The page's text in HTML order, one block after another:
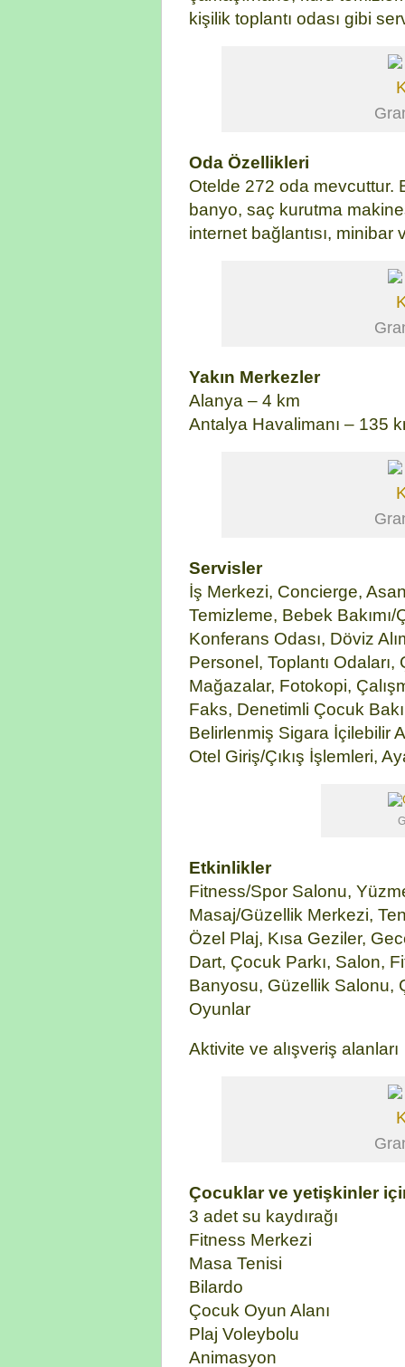
kişilik toplantı odası gibi
Oda Özellikleri
Otelde 272 oda mevcuttur.
banyo, saç kurutma
internet bağlantısı, minibar
Yakın Merkezler
Alanya – 4 km
Antalya Havalimanı – 135
Servisler
İş Merkezi, Concierge,
Temizleme, Bebek
Konferans Odası, Döviz
Personel, Toplantı
Mağazalar, Fotokopi,
Faks, Denetimli Çocuk
Belirlenmiş Sigara İçilebilir
Otel Giriş/Çıkış İşlemleri,
Etkinlikler
Fitness/Spor Salonu,
Masaj/Güzellik Merkezi,
Özel Plaj, Kısa Geziler,
Dart, Çocuk Parkı, Salon,
Banyosu, Güzellik Salonu,
Oyunlar
Aktivite ve alışveriş alanları
Çocuklar ve yetişkinler
3 adet su kaydırağı
Fitness Merkezi
Masa Tenisi
Bilardo
Çocuk Oyun Alanı
Plaj Voleybolu
Animasyon